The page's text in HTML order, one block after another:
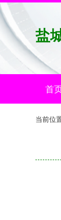
盐
首
当前位